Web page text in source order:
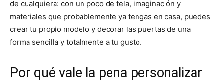
de cualquiera: con un poco de tela, imaginación y
materiales que probablemente ya tengas en casa, puedes
crear tu propio modelo y decorar las puertas de una
forma sencilla y totalmente a tu gusto.
Por qué vale la pena personalizar